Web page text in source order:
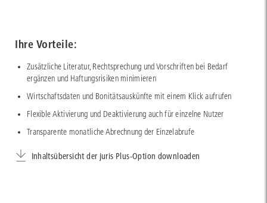
Ihre Vorteile:
Zusätzliche Literatur, Rechtsprechung und Vorschriften bei Bedarf
ergänzen und Haftungsrisiken minimieren
Wirtschaftsdaten und Bonitätsauskünfte mit einem Klick aufrufen
Flexible Aktivierung und Deaktivierung auch für einzelne Nutzer
Transparente monatliche Abrechnung der Einzelabrufe
Inhaltsübersicht der juris Plus-Option downloaden